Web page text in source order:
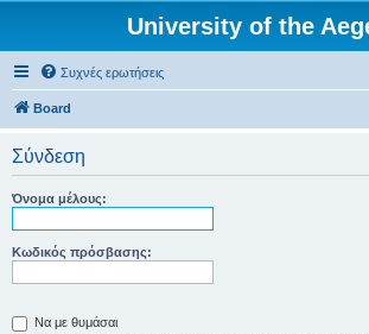
University of the
Συχνές ερωτήσεις
Board
Σύνδεση
Όνομα μέλους:
Κωδικός πρόσβασης:
Να με θυμάσαι